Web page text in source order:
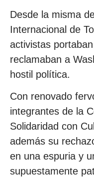
Desde la misma
Internacional de
activistas
reclamaban a
hostil política.
Con renovado
integrantes de la
Solidaridad con
además su
en una espuria y
supuestamente